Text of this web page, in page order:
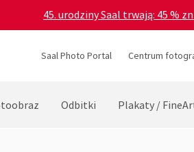
45. urodziny Saal trwają: 45 %
Saal Photo Portal Centrum
Odbitki Plakaty /